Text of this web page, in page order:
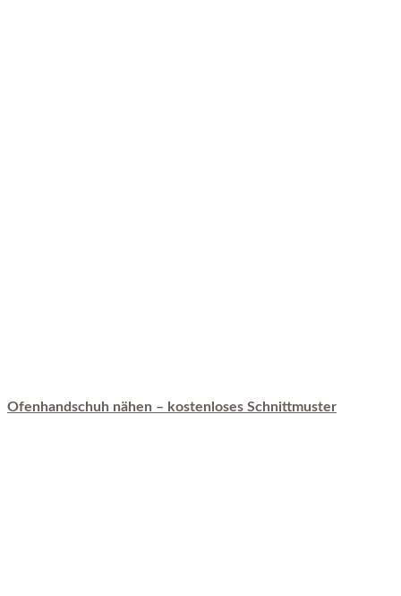
Ofenhandschuh nähen – kostenloses Schnittmuster